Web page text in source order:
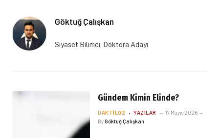
Göktuğ Çalışkan
Siyaset Bilimci, Doktora Adayı
Gündem Kimin Elinde?
DAKTILO2 YAZILAR
17 Mayıs 2026
ByGöktuğ Çalışkan